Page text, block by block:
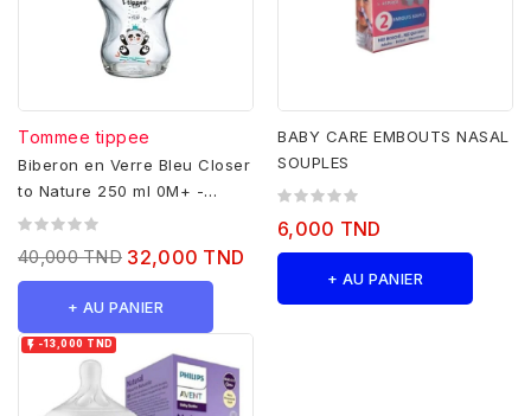
Tommee tippee
Biberon en Verre Bleu Closer
to Nature 250 ml 0M+ -
Tommee Tippee
40,000 TND 32,000 TND
+ AU PANIER
BABY CARE EMBOUTS NASAL
SOUPLES
6,000 TND
+ AU PANIER
 -13,000 TND